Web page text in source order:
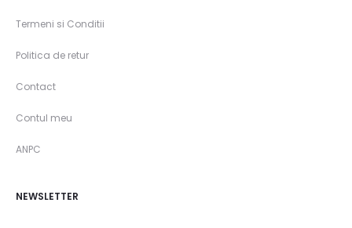
Termeni si Conditii
Politica de retur
Contact
Contul meu
ANPC
NEWSLETTER